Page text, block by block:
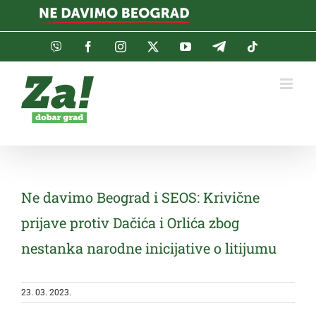
Viber FacebookInstagramTwitterYouTubeTelegram
Ne davimo Beograd i SEOS: Krivične
prijave protiv Dačića i Orlića zbog
nestanka narodne inicijative o litijumu
23. 03. 2023.